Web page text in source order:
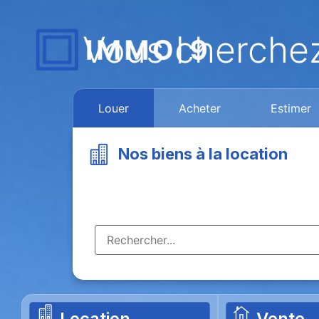
Vous
Louer Acheter Estimer
Nos biens à la location